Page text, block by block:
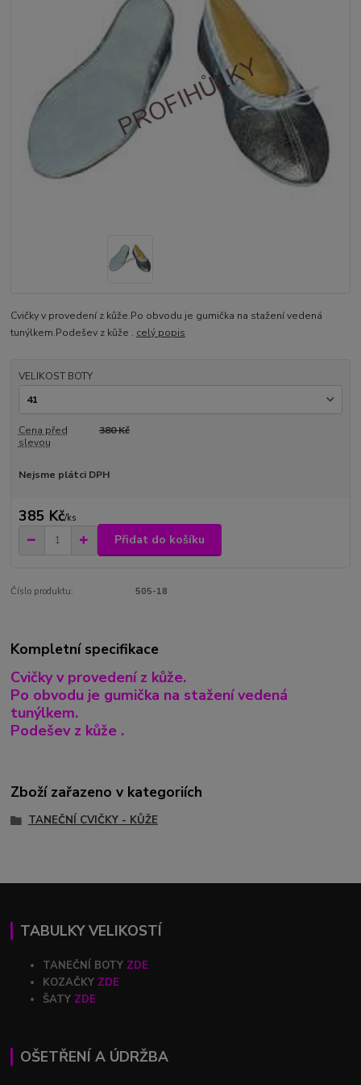
Cvičky v provedení z kůže.Po obvodu je gumička na stažení vedená
tunýlkem.Podešev z kůže . celý popis
VELIKOST BOTY
Cena před
slevou
380 Kč
Nejsme plátci DPH
385 Kč/ks
Přidat do košíku
Číslo produktu: 505-18
Kompletní specifikace
Cvičky v provedení z kůže.
Po obvodu je gumička na stažení vedená
tunýlkem.
Podešev z kůže .
Zboží zařazeno v kategoriích
TANEČNÍ CVIČKY - KŮŽE
TABULKY VELIKOSTÍ
TANEČNÍ BOTY ZDE
KOZAČKY ZDE
ŠATY ZDE
OŠETŘENÍ A ÚDRŽBA